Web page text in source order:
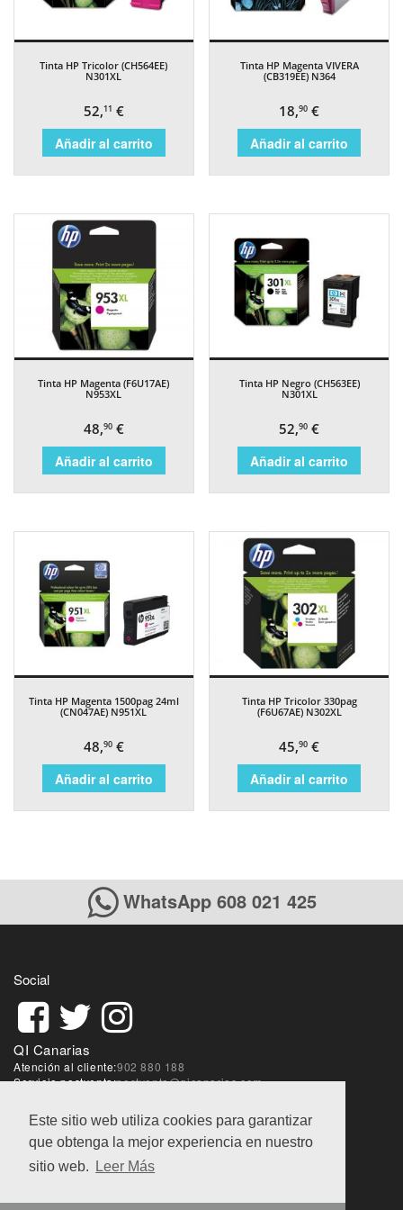
Este sitio web utiliza cookies para garantizar
que obtenga la mejor experiencia en nuestro
sitio web.
Leer Más
Tinta HP Tricolor (CH564EE)
N301XL
52,11 €
Añadir al carrito
Tinta HP Magenta VIVERA
(CB319EE) N364
18,90 €
Añadir al carrito
Tinta HP Magenta (F6U17AE)
N953XL
48,90€
Añadir al carrito
Tinta HP Negro (CH563EE)
N301XL
52,90 €
Añadir al carrito
Tinta HP Magenta 1500pag 24ml
(CN047AE) N951XL
48,90€
Añadir al carrito
Tinta HP Tricolor 330pag
(F6U67AE) N302XL
45,90 €
Añadir al carrito
WhatsApp 608 021 425
Social
QI Canarias
Atención al cliente:902 880 188
Servicio postventa:postventa@qicanarias.com
Condiciones de ventas|Aviso Legal|Política de
privacidad